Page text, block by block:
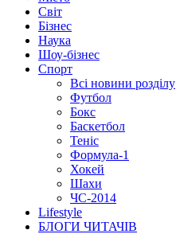
Світ
Бізнес
Наука
Шоу-бізнес
Спорт
Всі новини розділу
Футбол
Бокс
Баскетбол
Теніс
Формула-1
Хокей
Шахи
ЧС-2014
Lifestyle
БЛОГИ ЧИТАЧІВ